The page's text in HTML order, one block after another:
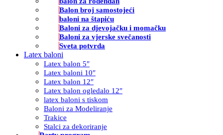
Balon broj samostojeći
baloni na štapiću
Baloni za djevojačku i momačku
Baloni za vjerske svečanosti
Sveta potvrda
Latex baloni
Latex balon 5″
Latex baloni 10″
Latex balon 12″
Latex balon ogledalo 12″
latex baloni s tiskom
Baloni za Modeliranje
Trakice
Stalci za dekoriranje